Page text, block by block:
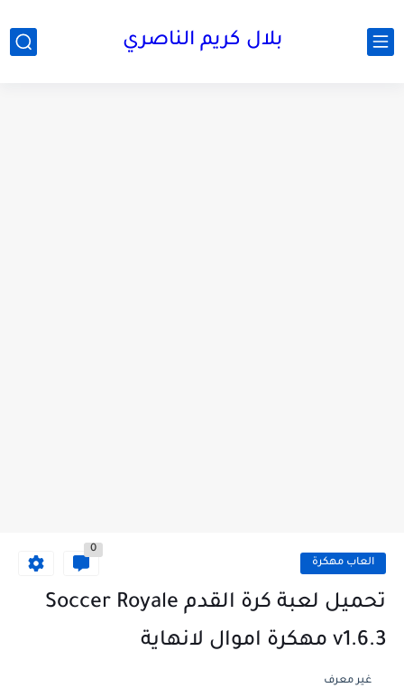
بلال كريم الناصري
العاب مهكرة
0
تحميل لعبة كرة القدم Soccer Royale
v1.6.3 مهكرة اموال لانهاية
غير معرف